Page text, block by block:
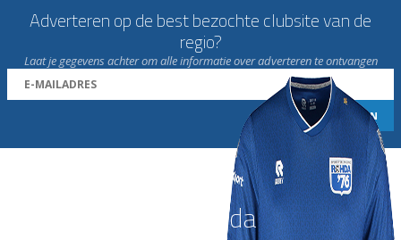
Adverteren op de best bezochte clubsite van de
regio?
Laat je gegevens achter om alle informatie over adverteren te ontvangen
Word nu lid van Rohda